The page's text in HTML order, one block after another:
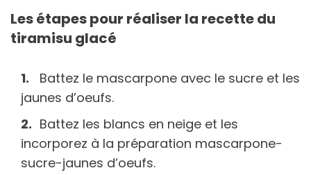
Les étapes pour réaliser la recette du
tiramisu glacé
Battez le mascarpone avec le sucre et les
jaunes d’oeufs.
Battez les blancs en neige et les
incorporez à la préparation mascarpone-
sucre-jaunes d’oeufs.